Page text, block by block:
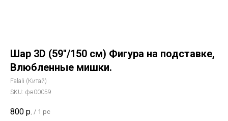
Шар 3D (59''/150 см) Фигура на подставке,
Влюбленные мишки.
Falali (Китай)
SKU: фв00059
800 р. / 1 pc